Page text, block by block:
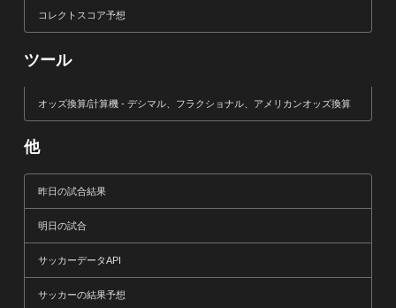
コレクトスコア予想
ツール
オッズ換算/計算機 - デシマル、フラクショナル、アメリカンオッズ換算
他
昨日の試合結果
明日の試合
サッカーデータAPI
サッカーの結果予想